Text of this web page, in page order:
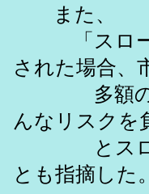
また、
「スロープ
された場合、
多額の賠
んなリスクを
とスロー
とも指摘した。